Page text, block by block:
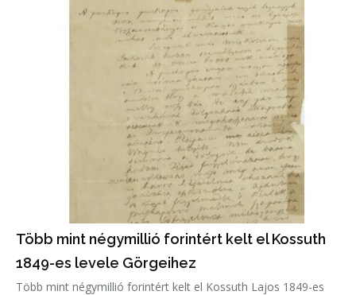
Több mint négymillió forintért kelt el Kossuth
1849-es levele Görgeihez
Több mint négymillió forintért kelt el Kossuth Lajos 1849-es